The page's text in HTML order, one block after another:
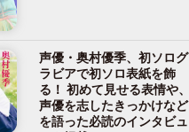
声優・奥村優季、初ソログ
ラビアで初ソロ表紙を飾
る！ 初めて見せる表情や、
声優を志したきっかけなど
を語った必読のインタビュ